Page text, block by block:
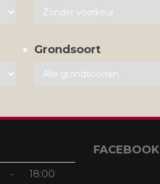
Grondsoort
- 18:00
FACEBOOK